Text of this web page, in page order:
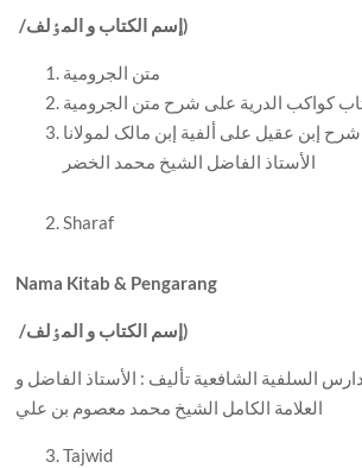
/ إسم الکتاب و المٶلف)
متن الجرومية
کواکب الدرية علی شرح متن الجرومية
إبن عقيل علی ألفية إبن مالک لمولانا
الأستاذ الفاضل الشيخ محمد الخضر
Sharaf
Nama Kitab & Pengarang
/ إسم الکتاب و المٶلف)
السلفية الشافعية تأليف : الأستاذ الفاضل و
العلامة الکامل الشيخ محمد معصوم بن علي
Tajwid